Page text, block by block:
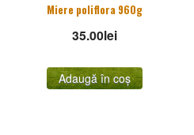
Miere poliflora 960g
35.00lei
Adaugă în coș